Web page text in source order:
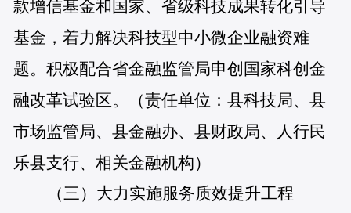
款增信基金和国家、省级科技成果转化引导
基金，着力解决科技型中小微企业融资难
题。积极配合省金融监管局申创国家科创金
融改革试验区。（责任单位：县科技局、县
市场监管局、县金融办、县财政局、人行民
乐县支行、相关金融机构）
（三）大力实施服务质效提升工程